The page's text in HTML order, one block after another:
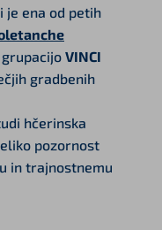
je ena od petih
VINCI
gradbenih
hčerinska
pozornost
in trajnostnemu